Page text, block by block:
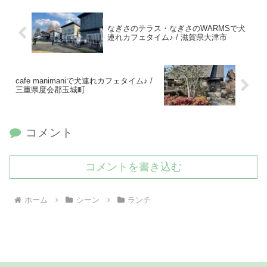
なぎさのテラス・なぎさのWARMSで犬
連れカフェタイム♪ / 滋賀県大津市
cafe manimaniで犬連れカフェタイム♪ /
三重県度会郡玉城町
コメント
コメントを書き込む
ホーム シーン ランチ